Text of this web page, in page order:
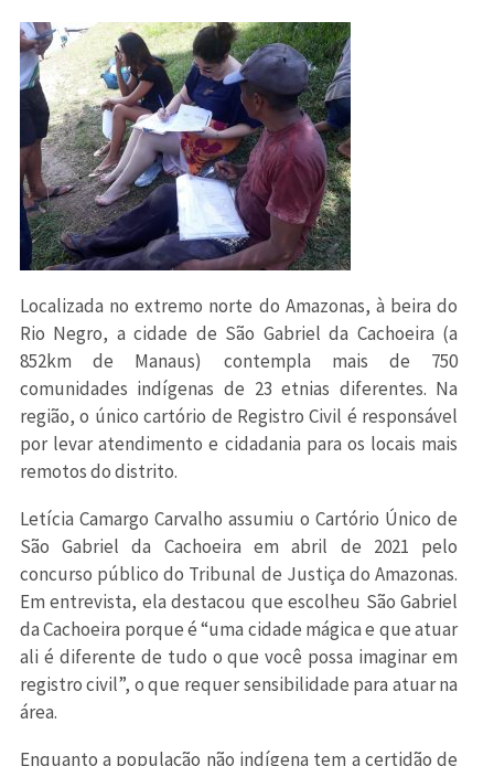
Localizada no extremo norte do Amazonas, à beira do
Rio Negro, a cidade de São Gabriel da Cachoeira (a
852km de Manaus) contempla mais de 750
comunidades indígenas de 23 etnias diferentes. Na
região, o único cartório de Registro Civil é responsável
por levar atendimento e cidadania para os locais mais
remotos do distrito.
Letícia Camargo Carvalho assumiu o Cartório Único de
São Gabriel da Cachoeira em abril de 2021 pelo
concurso público do Tribunal de Justiça do Amazonas.
Em entrevista, ela destacou que escolheu São Gabriel
da Cachoeira porque é “uma cidade mágica e que atuar
ali é diferente de tudo o que você possa imaginar em
registro civil”, o que requer sensibilidade para atuar na
área.
Enquanto a população não indígena tem a certidão de